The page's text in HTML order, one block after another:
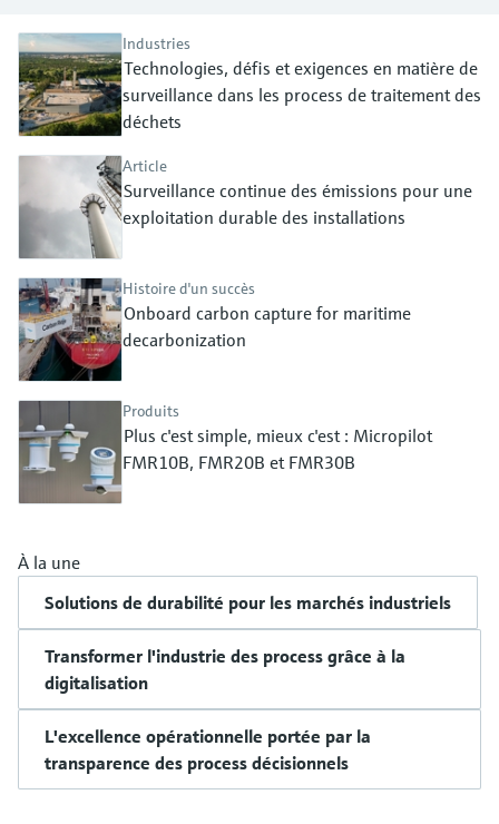
Device Viewer
Trouver des informations et de la
documentation spécifiques à un produit
Recherche de pièces détachées
Trouvez la bonne pièce de rechange en
tapant la racine/le code du produit et
accédez aux données spécifiques, vues
pour un remplacement/réparation rapide.
Mesure du niveau par barrière à
micro-ondes
Mesure du niveau par la pression
Voir tous
Photomètres de process
Mesure par transmission de micro-
Technologie Memosens
Voir tous
décisionnels
Industries
Technologies, défis et exigences en matière de
surveillance dans les process de traitement des
déchets
Article
Surveillance continue des émissions pour une
exploitation durable des installations
Histoire d'un succès
Onboard carbon capture for maritime
decarbonization
Produits
Plus c'est simple, mieux c'est : Micropilot
FMR10B, FMR20B et FMR30B
À la une
Solutions de durabilité pour les marchés industriels
Transformer l'industrie des process grâce à la
digitalisation
L'excellence opérationnelle portée par la
transparence des process décisionnels